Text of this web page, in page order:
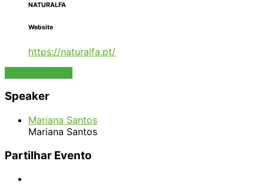
NATURALFA
Website
https://naturalfa.pt/
Fazer inscrição
Speaker
Mariana Santos
Mariana Santos
Partilhar Evento